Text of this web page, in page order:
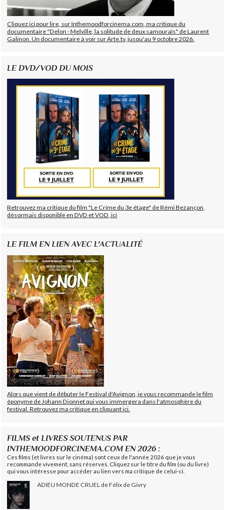
Cliquez ici pour lire, sur Inthemoodforcinema.com, ma critique du
documentaire "Delon - Melville, la solitude de deux samouraïs" de Laurent
Galinon. Un documentaire à voir sur Arte.tv, jusqu'au 9 octobre 2026.
LE DVD/VOD DU MOIS
Retrouvez ma critique du film "Le Crime du 3e étage" de Rémi Bezançon,
désormais disponible en DVD et VOD, ici
LE FILM EN LIEN AVEC L'ACTUALITÉ
Alors que vient de débuter le Festival d'Avignon, je vous recommande le film
éponyme de Johann Dionnet qui vous immergera dans l'atmosphère du
festival. Retrouvez ma critique en cliquant ici.
FILMS et LIVRES SOUTENUS PAR
INTHEMOODFORCINEMA.COM EN 2026 :
Ces films (et livres sur le cinéma) sont ceux de l'année 2026 que je vous
recommande vivement, sans réserves. Cliquez sur le titre du film (ou du livre)
qui vous intéresse pour accéder au lien vers ma critique de celui-ci.
ADIEU MONDE CRUEL de Félix de Givry